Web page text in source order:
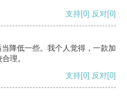
支持[0] 反对[0]
降低一些。我个人觉得，一款加
理。
支持[0] 反对[0]